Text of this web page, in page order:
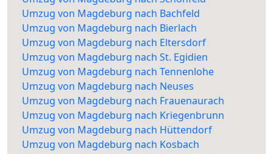
Umzug von Magdeburg nach Bachfeld
Umzug von Magdeburg nach Bierlach
Umzug von Magdeburg nach Eltersdorf
Umzug von Magdeburg nach St. Egidien
Umzug von Magdeburg nach Tennenlohe
Umzug von Magdeburg nach Neuses
Umzug von Magdeburg nach Frauenaurach
Umzug von Magdeburg nach Kriegenbrunn
Umzug von Magdeburg nach Hüttendorf
Umzug von Magdeburg nach Kosbach